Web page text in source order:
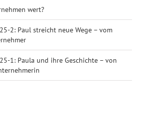
wert?
2: Paul streicht neue Wege – vom
1: Paula und ihre Geschichte – von